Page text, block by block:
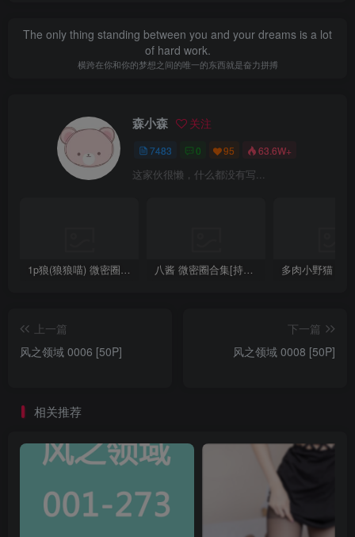
The only thing standing between you and your dreams is a lot
of hard work.
横跨在你和你的梦想之间的唯一的东西就是奋力拼搏
森小森 关注
7483 0 95 63.6W+
这家伙很懒，什么都没有写...
1p狼(狼狼喵) 微密圈/岛遇合集[持续更新2025.08.20] 八酱 微密圈合集[持续更新]
上一篇
风之领域 0006 [50P]
下一篇
风之领域 0008 [50P]
相关推荐